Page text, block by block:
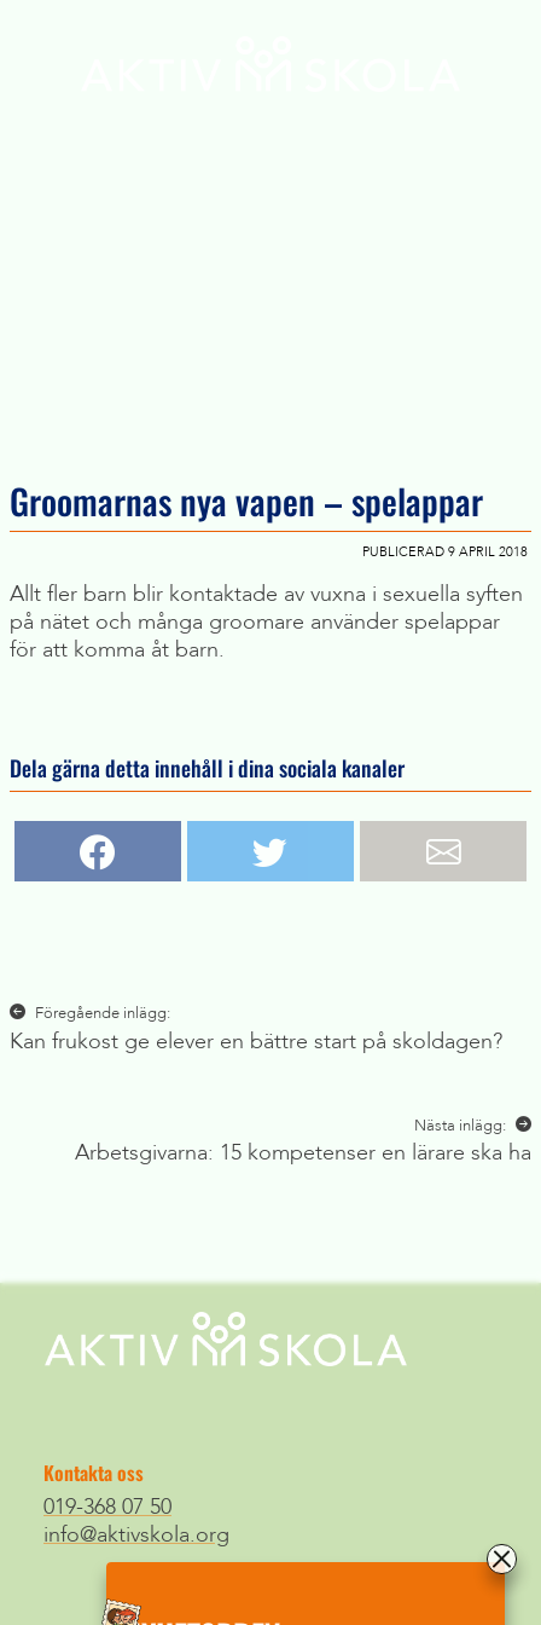
Groomarnas nya vapen – spelappar
PUBLICERAD 9 APRIL 2018
Allt fler barn blir kontaktade av vuxna i sexuella syften
på nätet och många groomare använder spelappar
för att komma åt barn.
Dela gärna detta innehåll i dina sociala kanaler
Inläggsnavigering
Föregående inlägg:
Kan frukost ge elever en bättre start på skoldagen?
Nästa inlägg:
Arbetsgivarna: 15 kompetenser en lärare ska ha
Kontakta oss
019-368 07 50
info@aktivskola.org